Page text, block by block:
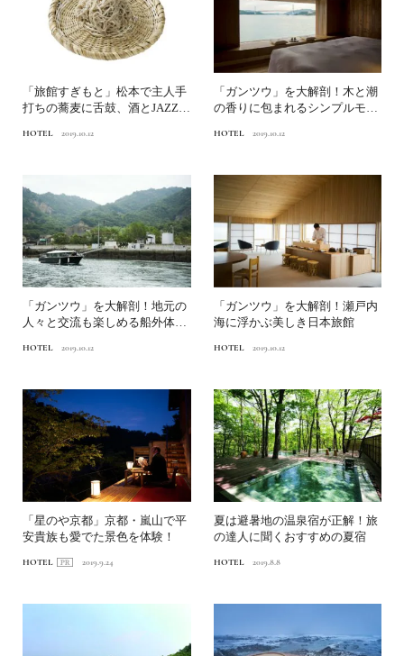
「旅館すぎもと」松本で主人手
打ちの蕎麦に舌鼓、酒とJAZZに
HOTEL 2019.10.12
「ガンツウ」を大解剖！木と潮
の香りに包まれるシンプルモダ
HOTEL 2019.10.12
「ガンツウ」を大解剖！地元の
人々と交流も楽しめる船外体験
HOTEL 2019.10.12
「ガンツウ」を大解剖！瀬戸内
海に浮かぶ美しき日本旅館
HOTEL 2019.10.12
「星のや京都」京都・嵐山で平
安貴族も愛でた景色を体験！
HOTEL 2019.9.24
夏は避暑地の温泉宿が正解！旅
の達人に聞くおすすめの夏宿
HOTEL 2019.8.8